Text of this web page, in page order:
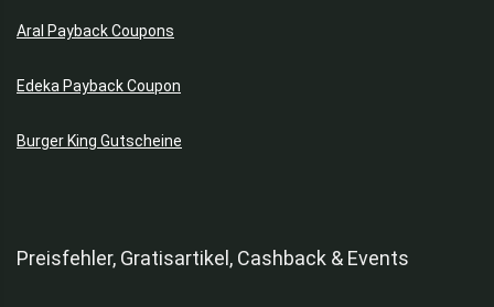
Aral Payback Coupons
Edeka Payback Coupon
Burger King Gutscheine
Preisfehler, Gratisartikel, Cashback & Events